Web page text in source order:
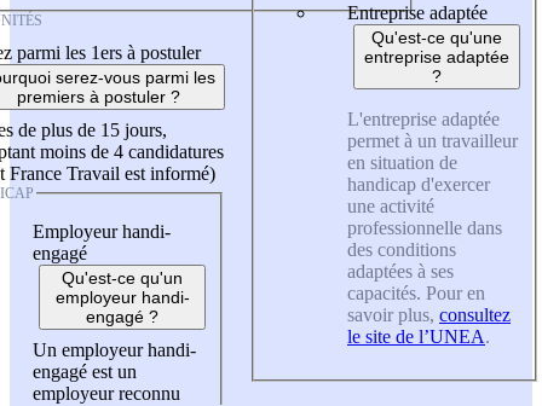
parmi les 1ers à postuler
serez-vous parmi les
premiers à postuler ?
de plus de 15 jours,
moins de 4 candidatures
France Travail est informé)
Employeur handi-
engagé
Qu'est-ce qu'un
employeur handi-
engagé ?
Un employeur handi-
engagé est un
employeur reconnu
Entreprise adaptée
Qu'est-ce qu'une
entreprise adaptée
?
L'entreprise adaptée
permet à un travailleur
en situation de
handicap d'exercer
une activité
professionnelle dans
des conditions
adaptées à ses
capacités. Pour en
savoir plus, consultez
le site de l’UNEA.